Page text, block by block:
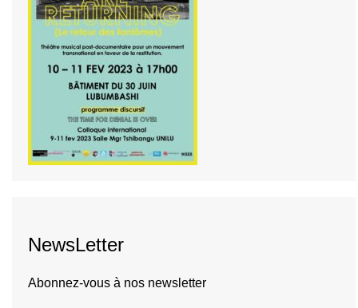
NewsLetter
Abonnez-vous à nos newsletter